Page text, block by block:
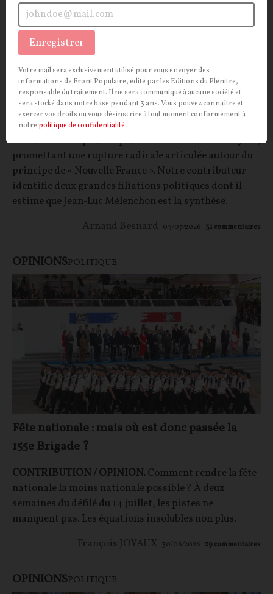
Mélenchon, le pire de Mitterrand et de
Macron
CONTRIBUTION / OPINION.
insoumise vise pour la quatrième fois d'affilée l'Elysée,
promettant une rupture radicale articulée autour du
principe de « Nouvelle France ». Notre contributeur
identifie deux grandes filiations politiques dont il
estime que Jean-Luc Mélenchon est la synthèse.
Arnaud Besnard 03/07/2026 31 commentaires
OPINIONSPOLITIQUE
Fête nationale : mais où est donc passée la
155e Brigade ?
CONTRIBUTION / OPINION.Comment rendre la fête
nationale la moins nationale possible ? À deux
semaines du défilé du 14 juillet, les pistes ne
manquent pas. Les équations insolubles non plus.
François JOYAUX
30/06/2026 29 commentaires
OPINIONSPOLITIQUE
Enregistrer
Votre mail sera exclusivement utilisé pour vous envoyer des
informations de Front Populaire, édité par les Editions du Plénitre,
responsable du traitement. Il ne sera communiqué à aucune société et
sera stocké dans notre base pendant 3 ans. Vous pouvez connaître et
exercer vos droits ou vous désinscrire à tout moment conformément à
notre politique de confidentialité